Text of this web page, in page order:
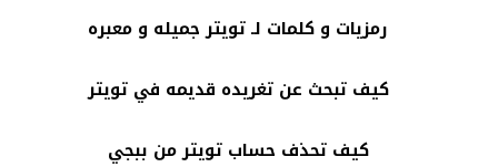
رمزيات و كلمات لـ تويتر جميله و معبره
كيف تبحث عن تغريده قديمه في تويتر
كيف تحذف حساب تويتر من ببجي